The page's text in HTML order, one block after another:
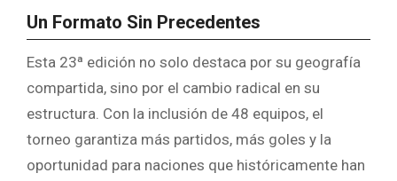
Un Formato Sin Precedentes
Esta 23ª edición no solo destaca por su geografía
compartida, sino por el cambio radical en su
estructura. Con la inclusión de 48 equipos, el
torneo garantiza más partidos, más goles y la
oportunidad para naciones que históricamente han